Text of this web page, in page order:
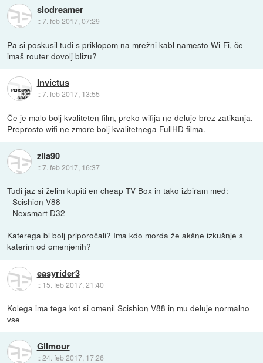
slodreamer
::7. feb 2017, 07:29
Pa si poskusil tudi s priklopom na mrežni kabl namesto Wi-Fi, če
imaš router dovolj blizu?
Invictus
::7. feb 2017, 13:55
Če je malo bolj kvaliteten film, preko wifija ne deluje brez zatikanja.
Preprosto wifi ne zmore bolj kvalitetnega FullHD filma.
zila90
::7. feb 2017, 16:37
Tudi jaz si želim kupiti en cheap TV Box in tako izbiram med:
- Scishion V88
- Nexsmart D32
Katerega bi bolj priporočali? Ima kdo morda že akšne izkušnje s
katerim od omenjenih?
easyrider3
:: 15. feb 2017, 21:40
Kolega ima tega kot si omenil Scishion V88 in mu deluje normalno
vse
Gllmour
::24. feb 2017, 17:26